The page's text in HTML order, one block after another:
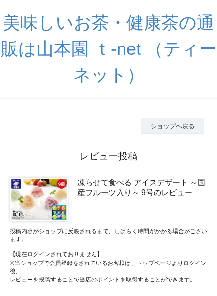
美味しいお茶・健康茶の通
販は山本園 ｔ-net （ティー
ネット）
ショップへ戻る
レビュー投稿
凍らせて食べる アイスデザート ～国
産フルーツ入り～ 9号のレビュー
投稿内容がショップに反映されるまで、しばらく時間がかかる場合がござい
ます。
【現在ログインされておりません】
※当ショップで会員登録をされているお客様は、トップページよりログイン
後、
レビューを投稿することで当店のポイントを取得することができます。